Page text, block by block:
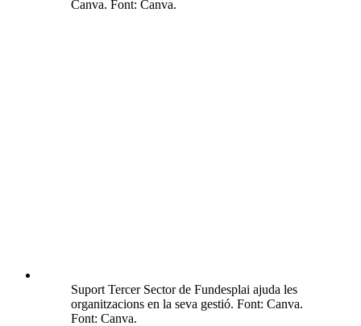
Canva. Font: Canva.
Suport Tercer Sector de Fundesplai ajuda les
organitzacions en la seva gestió. Font: Canva.
Font: Canva.